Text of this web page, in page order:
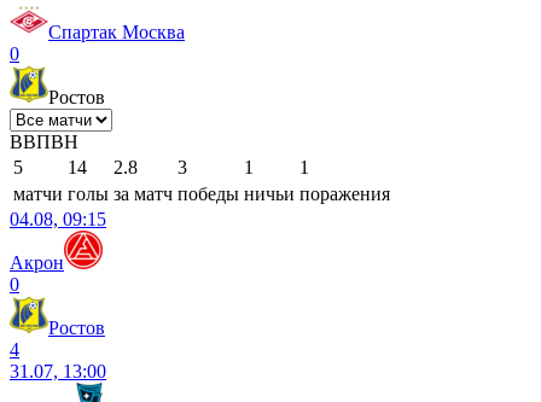
Спартак Москва
0
Ростов
ВВПВН
5
14 2.8 3 1
1
матчи голы за матч победы ничьи поражения
04.08, 09:15
Акрон
0
Ростов
4
31.07, 13:00